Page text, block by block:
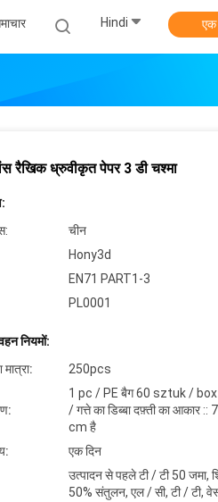
Hindi एक
रैखिक ध्रुवीकृत पेपर 3 डी चश्मा
चीन
Hony3d
EN71 PART1-3
PL0001
नियमों:
250pcs
1 pc / PE बैग 60 sztuk /
/ गत्ते का डिब्बा दफ़्ती का आकार
cm है
एक दिन
उत्पादन से पहले टी / टी 50 जमा,
50% संतुलन, एल / सी, टी / टी,